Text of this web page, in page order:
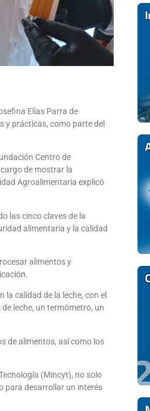
Elías Parra de
y prácticas, como parte del
Centro de
de mostrar la
Agroalimentaria explicó
las cinco claves de la
alimentaria y la calidad
alimentos y
calidad de la leche, con el
leche, un termómetro, un
de alimentos, así como los
(Mincyt), no solo
para desarrollar un interés